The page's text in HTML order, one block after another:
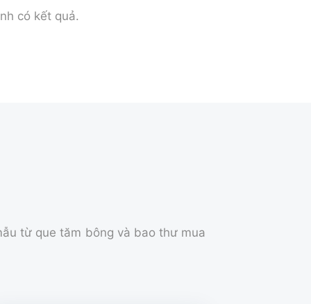
có kết quả.
từ que tăm bông và bao thư mua